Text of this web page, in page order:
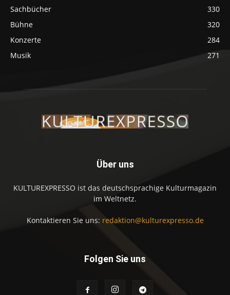
Sachbücher
330
Bühne
320
Konzerte
284
Musik
271
Über uns
KULTUREXPRESSO ist das deutschsprachige Kulturmagazin
im Weltnetz.
Kontaktieren Sie uns: redaktion@kulturexpresso.de
Folgen Sie uns